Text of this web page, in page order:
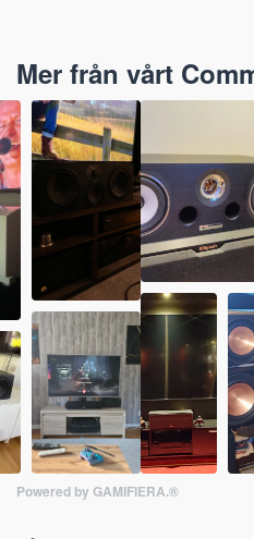
Mer från vårt
Powered by GAMIFIERA.®